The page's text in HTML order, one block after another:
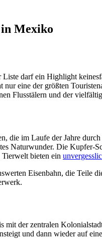
in Mexiko
Liste darf ein Highlight
eine der größten
Flusstälern und der
im Laufe der Jahre
Naturwunder. Die
bieten ein
Eisenbahn, die Teile
der zentralen
und dann wieder auf